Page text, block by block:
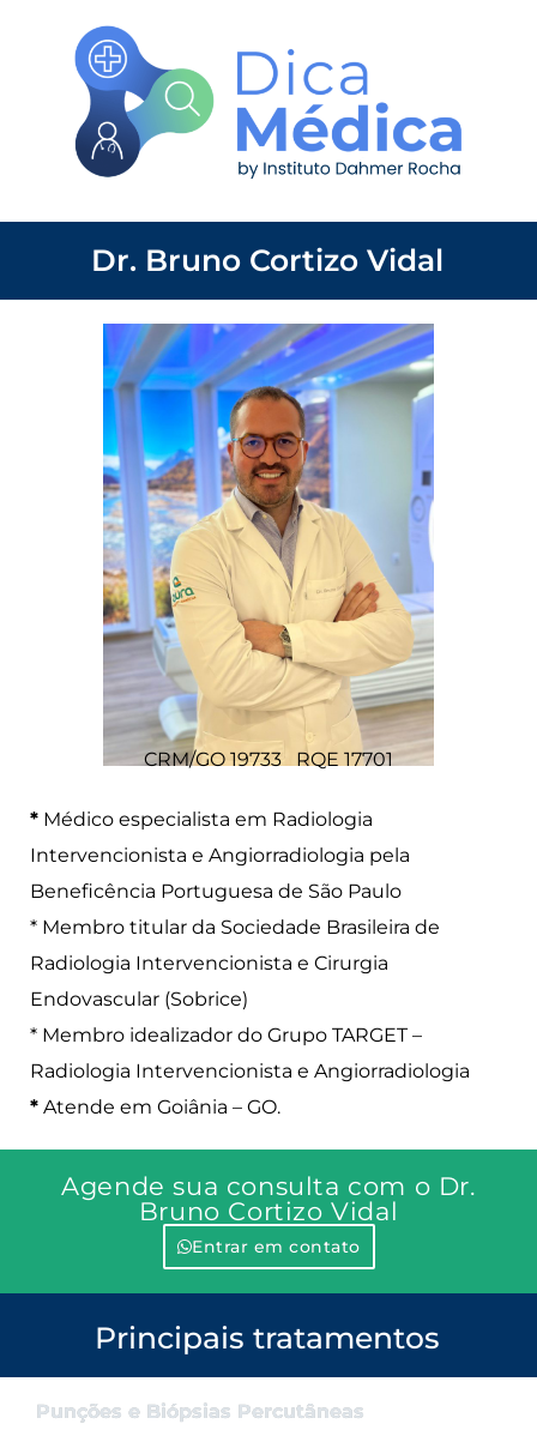
Dr. Bruno Cortizo Vidal
CRM/GO 19733 RQE 17701
* Médico especialista em Radiologia
Intervencionista e Angiorradiologia pela
Beneficência Portuguesa de São Paulo
* Membro titular da Sociedade Brasileira de
Radiologia Intervencionista e Cirurgia
Endovascular (Sobrice)
* Membro idealizador do Grupo TARGET –
Radiologia Intervencionista e Angiorradiologia
* Atende em Goiânia – GO.
Agende sua consulta com o Dr.
Bruno Cortizo Vidal
Entrar em contato
Principais tratamentos
Punções e Biópsias Percutâneas